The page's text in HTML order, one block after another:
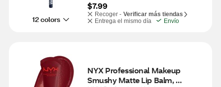
12 colors
$7.99
Recoger - Verificar más tiendas
Entrega el mismo día
Envío
NYX Professional Makeup
Smushy Matte Lip Balm,